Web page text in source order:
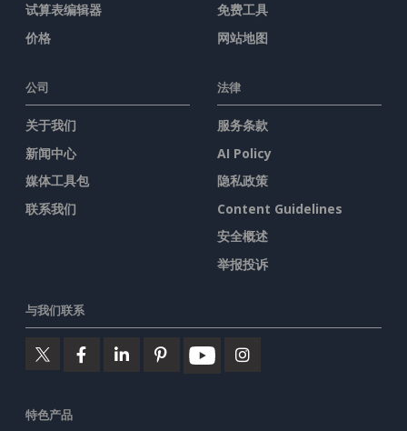
试算表编辑器
价格
免费工具
网站地图
公司
关于我们
新闻中心
媒体工具包
联系我们
法律
服务条款
AI Policy
隐私政策
Content Guidelines
安全概述
举报投诉
与我们联系
特色产品